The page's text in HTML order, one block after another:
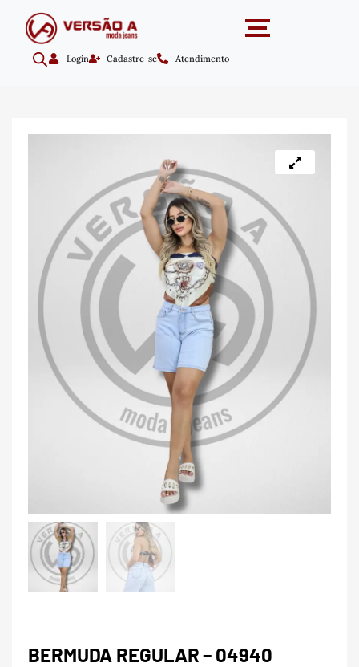
Login Cadastre-se Atendimento
BERMUDA REGULAR – 04940